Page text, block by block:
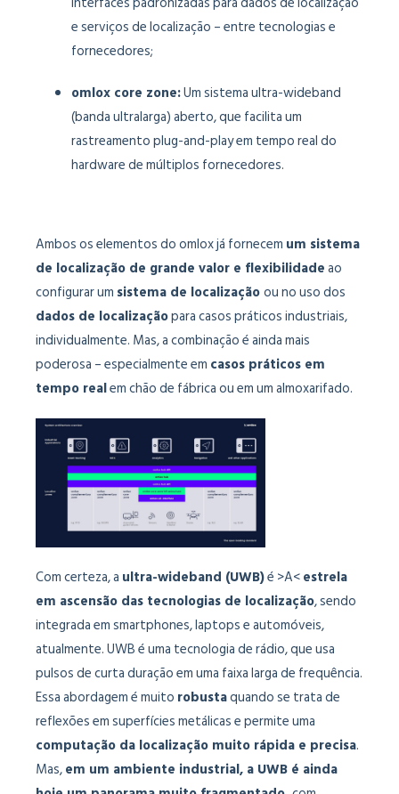
e serviços de localização – entre tecnologias e
fornecedores;
omlox core zone:Um sistema ultra-wideband
(banda ultralarga) aberto, que facilita um
rastreamento plug-and-play em tempo real do
hardware de múltiplos fornecedores.
Ambos os elementos do omlox já fornecem um sistema
de localização de grande valor e flexibilidadeao
configurar um sistema de localizaçãoou no uso dos
dados de localizaçãopara casos práticos industriais,
individualmente. Mas, a combinação é ainda mais
poderosa – especialmente em casos práticos em
tempo realem chão de fábrica ou em um almoxarifado.
Com certeza, a ultra-wideband (UWB)é >A<estrela
em ascensão das tecnologias de localização, sendo
integrada em smartphones, laptops e automóveis,
atualmente. UWB é uma tecnologia de rádio, que usa
pulsos de curta duração em uma faixa larga de frequência.
Essa abordagem é muito robustaquando se trata de
reflexões em superfícies metálicas e permite uma
computação da localização muito rápida e precisa.
Mas,em um ambiente industrial, a UWB é ainda